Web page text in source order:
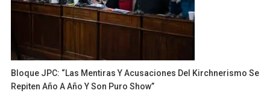
Bloque JPC: “Las Mentiras Y Acusaciones Del Kirchnerismo Se
Repiten Año A Año Y Son Puro Show”